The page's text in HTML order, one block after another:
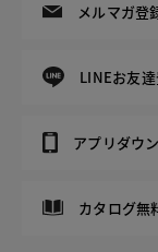
メルマガ登
LINEお友
アプリダウ
カタログ無